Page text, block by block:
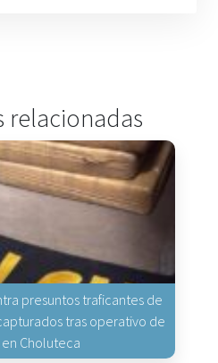
relacionadas
presuntos traficantes de
tras operativo de
en Choluteca